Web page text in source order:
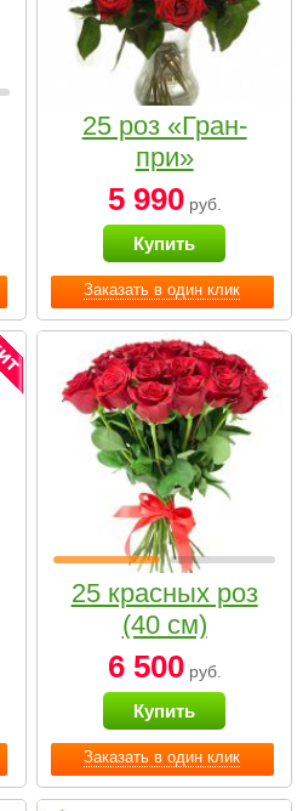
Заказать в один клик
25 роз «Гран-
при»
5 990руб.
Купить
Заказать в один клик
25 красных роз
(40 см)
6 500руб.
Купить